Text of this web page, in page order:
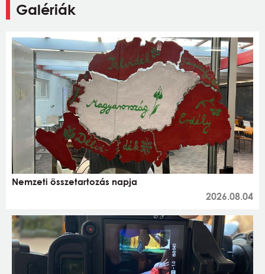
Galériák
Nemzeti összetartozás napja
2026.08.04